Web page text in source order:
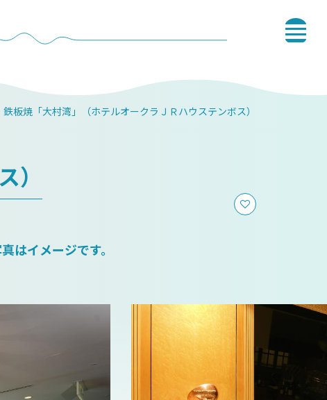
鉄板焼「大村湾」（ホテルオークラＪＲハウステンボス）
）
はイメージです。